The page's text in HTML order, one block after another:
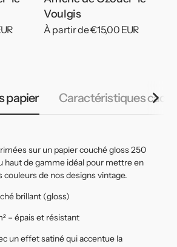
Voulgis
Prix
À partir de €15,00 EUR
papier Caractéristiques cadre
sur un papier couché gloss 250
haut de gamme idéal pour mettre en
couleurs de nos designs vintage.
brillant (gloss)
– épais et résistant
un effet satiné qui accentue la